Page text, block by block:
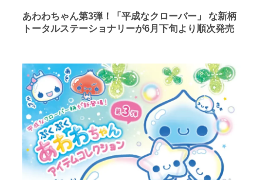
あわわちゃん第3弾！「平成なクローバー」 な新柄
トータルステーショナリーが6月下旬より順次発売